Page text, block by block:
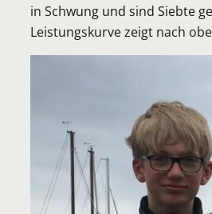
in Schwung und sind Siebte
Leistungskurve zeigt nach